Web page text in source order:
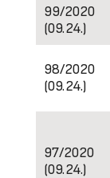
99/2020
(09.24.)
98/2020
(09.24.)
97/2020
(09.24.)